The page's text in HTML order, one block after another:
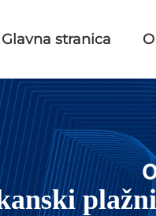
Glavna stranica